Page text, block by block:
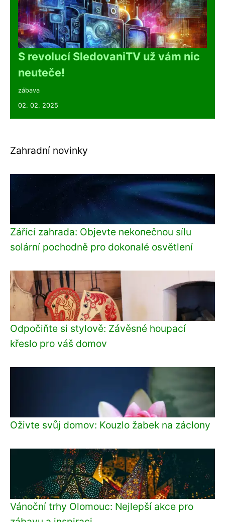
S revolucí SledovaniTV už vám nic
neuteče!
zábava
02. 02. 2025
Zahradní novinky
Zářící zahrada: Objevte nekonečnou sílu
solární pochodně pro dokonalé osvětlení
Odpočiňte si stylově: Závěsné houpací
křeslo pro váš domov
Oživte svůj domov: Kouzlo žabek na záclony
Vánoční trhy Olomouc: Nejlepší akce pro